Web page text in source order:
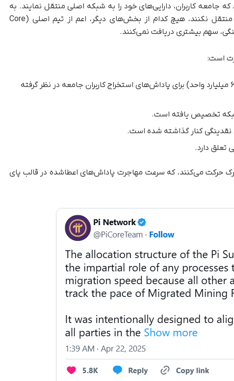
جامعه کاربران، دارایی‌های خود را به شبکه اصلی منتقل نمایند. به
این معنا که اگر کاربران پای کوین‌های خود را منتقل نکنند، هیچ کدام از بخش‌های دیگر، اعم از تیم اصلی (Core
است:
۶۵ درصد از ذخایر پای کوین (معادل ۶۵ میلیارد واحد) برای پاداش‌های استخراج کاربران جامعه در نظر گرفته
حرکت می‌کنند، که سرعت مهاجرت پاداش‌های اعطاشده در قالب پای